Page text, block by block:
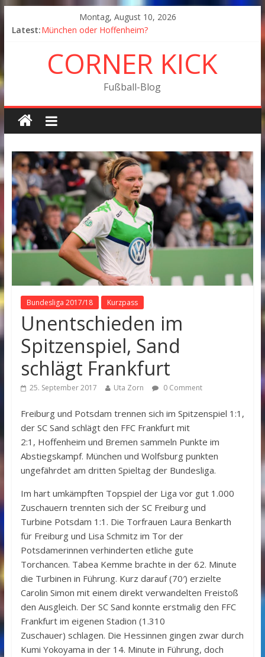
Montag, August 10, 2026
Latest:München oder Hoffenheim?
Fußball in Coronazeiten: Blick zurück und nach vorn
Der Pokal geht nach Wolfsburg
München wird Vizemeister, Köln geht mit Jena in Liga
CORNER KICK
Fußball-Blog
Bundesliga 2017/18 Kurzpass
Unentschieden im
Spitzenspiel, Sand
schlägt Frankfurt
25. September 2017 Uta Zorn 0 Comment
Freiburg und Potsdam trennen sich im Spitzenspiel 1:1,
der SC Sand schlägt den FFC Frankfurt mit
2:1, Hoffenheim und Bremen sammeln Punkte im
Abstiegskampf. München und Wolfsburg punkten
ungefährdet am dritten Spieltag der Bundesliga.
Im hart umkämpften Topspiel der Liga vor gut 1.000
Zuschauern trennten sich der SC Freiburg und
Turbine Potsdam 1:1. Die Torfrauen Laura Benkarth
für Freiburg und Lisa Schmitz im Tor der
Potsdamerinnen verhinderten etliche gute
Torchancen. Tabea Kemme brachte in der 62. Minute
die Turbinen in Führung. Kurz darauf (70′) erzielte
Carolin Simon mit einem direkt verwandelten Freistoß
den Ausgleich. Der SC Sand konnte erstmalig den FFC
Frankfurt im eigenen Stadion (1.310
Zuschauer) schlagen. Die Hessinnen gingen zwar durch
Kumi Yokoyama in der 14. Minute in Führung, doch